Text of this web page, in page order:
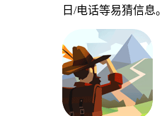
日/电话等易猜信息。